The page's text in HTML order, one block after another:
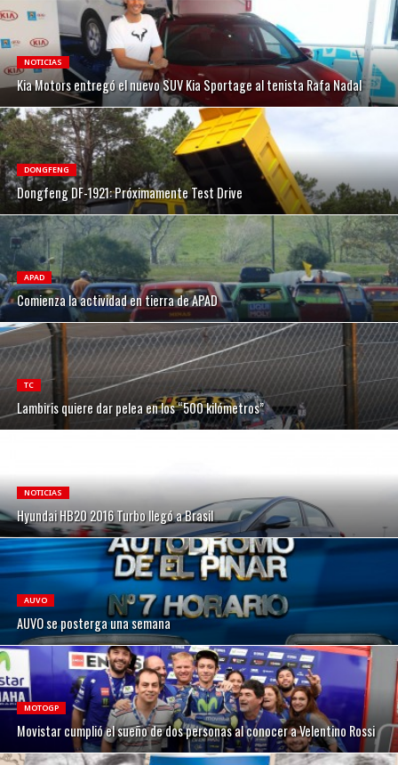
NOTICIAS
Kia Motors entregó el nuevo SUV Kia Sportage al tenista Rafa Nadal
DONGFENG
Dongfeng DF-1921: Próximamente Test Drive
APAD
Comienza la actividad en tierra de APAD
TC
Lambiris quiere dar pelea en los “500 kilómetros”
NOTICIAS
Hyundai HB20 2016 Turbo llegó a Brasil
AUVO
AUVO se posterga una semana
MOTOGP
Movistar cumplió el sueño de dos personas al conocer a Velentino Rossi